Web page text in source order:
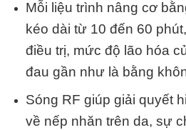
Mỗi liệu trình nâng cơ
kéo dài từ 10 đến 60
điều trị, mức độ lão hóa
đau gần như là bằng
Sóng RF giúp giải quyết
về nếp nhăn trên da, sự